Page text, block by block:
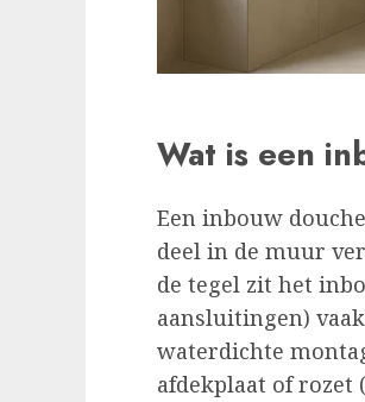
Wat is een
Een inbouw
deel in de muur
de tegel zit het
aansluitingen)
waterdichte
afdekplaat of rozet